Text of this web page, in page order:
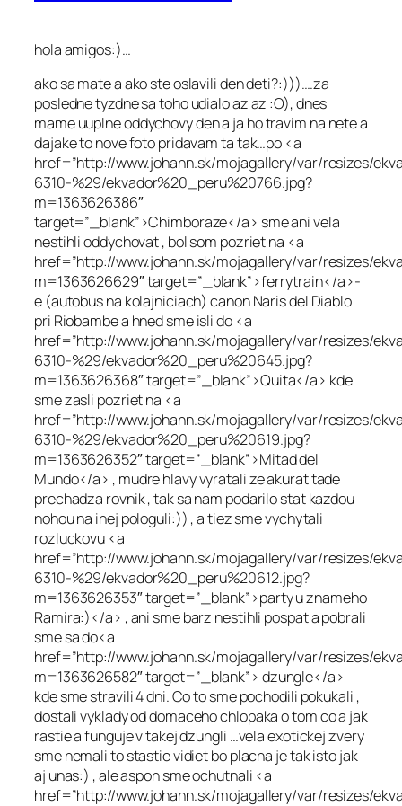
hola amigos:)…
ako sa mate a ako ste oslavili den deti?:)))….za
posledne tyzdne sa toho udialo az az :O), dnes
mame uuplne oddychovy den a ja ho travim na nete a
dajake to nove foto pridavam ta tak…po <a
href=”http://www.johann.sk/mojagallery/var/resizes/
6310-%29/ekvador%20_peru%20766.jpg?
m=1363626386″
target=”_blank”>Chimboraze</a> sme ani vela
nestihli oddychovat , bol som pozriet na <a
href=”http://www.johann.sk/mojagallery/var/resizes/
m=1363626629″ target=”_blank”>ferrytrain</a>-
e (autobus na kolajniciach) canon Naris del Diablo
pri Riobambe a hned sme isli do <a
href=”http://www.johann.sk/mojagallery/var/resizes/
6310-%29/ekvador%20_peru%20645.jpg?
m=1363626368″ target=”_blank”>Quita</a> kde
sme zasli pozriet na <a
href=”http://www.johann.sk/mojagallery/var/resizes/
6310-%29/ekvador%20_peru%20619.jpg?
m=1363626352″ target=”_blank”>Mitad del
Mundo</a> , mudre hlavy vyratali ze akurat tade
prechadza rovnik , tak sa nam podarilo stat kazdou
nohou na inej pologuli:)) , a tiez sme vychytali
rozluckovu <a
href=”http://www.johann.sk/mojagallery/var/resizes/
6310-%29/ekvador%20_peru%20612.jpg?
m=1363626353″ target=”_blank”>party u znameho
Ramira:)</a> , ani sme barz nestihli pospat a pobrali
sme sa do<a
href=”http://www.johann.sk/mojagallery/var/resizes/
m=1363626582″ target=”_blank”> dzungle</a>
kde sme stravili 4 dni. Co to sme pochodili pokukali ,
dostali vyklady od domaceho chlopaka o tom co a jak
rastie a funguje v takej dzungli …vela exotickej zvery
sme nemali to stastie vidiet bo placha je tak isto jak
aj unas:) , ale aspon sme ochutnali <a
href=”http://www.johann.sk/mojagallery/var/resizes/